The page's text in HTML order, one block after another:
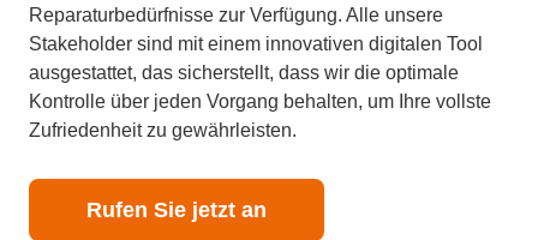
Reparaturbedürfnisse zur Verfügung. Alle unsere
Stakeholder sind mit einem innovativen digitalen Tool
ausgestattet, das sicherstellt, dass wir die optimale
Kontrolle über jeden Vorgang behalten, um Ihre vollste
Zufriedenheit zu gewährleisten.
Rufen Sie jetzt an